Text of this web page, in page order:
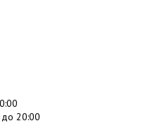
до 20:00